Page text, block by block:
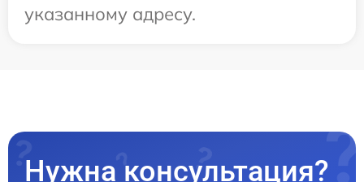
указанному адресу.
Нужна консультация?